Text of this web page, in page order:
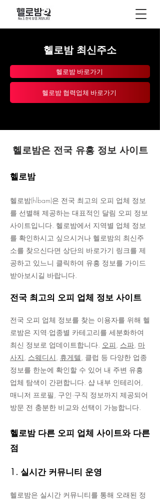
​헬로밤 최신주소
헬로밤 바로가기
헬로밤 협력업체 바로가기
헬로밤은 전국 유흥 정보 사이트
헬로밤
헬로밤(hlbam)은 전국 최고의 오피 업체 정보
를 선별해 제공하는 대표적인 달림 오피 정보
사이트입니다. 헬로밤에서 지역별 업체 정보
를 확인하시고 싶으시거나 헬로밤의 최신주
소를 찾으신다면 상단의 바로가기 링크를 제
공하고 있느니 클릭하여 유흥 정보를 가이드
받아보시길 바랍니다.
전국 최고의 오피 업체 정보 사이트
전국 오피 업체 정보를 찾는 이용자를 위해 헬
로밤은 지역·업종별 카테고리를 세분화하여
최신 정보로 업데이트합니다. 오피 , 스파, 마
사지 , 스웨디시 , 휴게텔 , 클럽 등 다양한 업종
정보를 한눈에 확인할 수 있어 내 주변 유흥
업체 탐색이 간편합니다. 샵 내부 인테리어,
매니저 프로필, 구인·구직 정보까지 제공되어
방문 전 충분한 비교와 선택이 가능합니다.
헬로밤 다른 오피 업체 사이트와 다른
점
1. 실시간 커뮤니티 운영
헬로밤은 실시간 커뮤니티를 통해 오래된 정